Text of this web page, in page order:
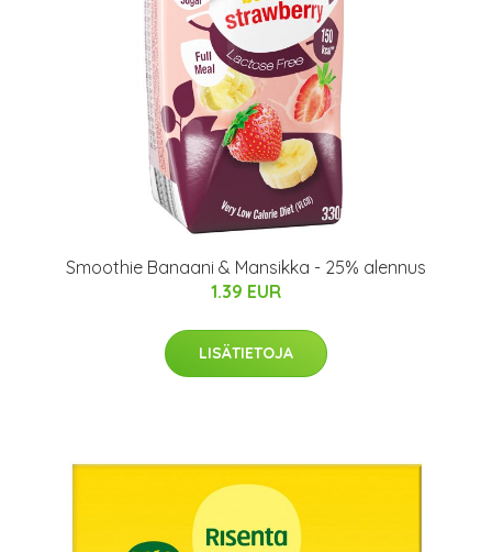
Smoothie Banaani & Mansikka - 25% alennus
1.39 EUR
LISÄTIETOJA